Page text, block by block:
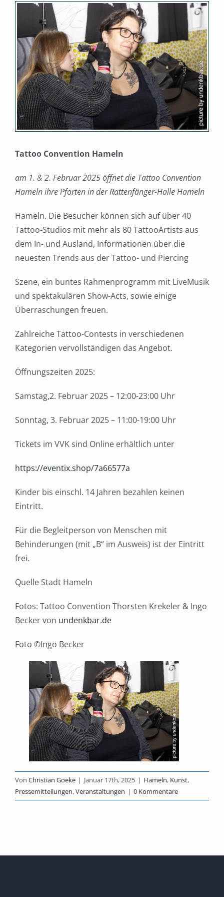
grösseres
Bild
Tattoo Convention Hameln
am 1. & 2. Februar 2025 öffnet die Tattoo Convention
Hameln ihre Pforten in der Rattenfänger-Halle Hameln
Hameln. Die Besucher können sich auf über 40
Tattoo-Studios mit mehr als 80 TattooArtists aus
dem In- und Ausland, Informationen über die
neuesten Trends aus der Tattoo- und Piercing
Szene, ein buntes Rahmenprogramm mit LiveMusik
und spektakulären Show-Acts, sowie einige
Überraschungen freuen.
Zahlreiche Tattoo-Contests in verschiedenen
Kategorien vervollständigen das Angebot.
Öffnungszeiten 2025:
Samstag,2. Februar 2025 – 12:00-23:00 Uhr
Sonntag, 3. Februar 2025 – 11:00-19:00 Uhr
Tickets im VVK sind Online erhältlich unter
https://eventix.shop/7a66577a
Kinder bis einschl. 14 Jahren bezahlen keinen
Eintritt.
Für die Begleitperson von Menschen mit
Behinderungen (mit „B“ im Ausweis) ist der Eintritt
frei.
Quelle Stadt Hameln
Fotos: Tattoo Convention Thorsten Krekeler & Ingo
Becker von undenkbar.de
Foto ©Ingo Becker
Von Christian Goeke | Januar 17th, 2025 | Hameln, Kunst,
Pressemitteilungen,Veranstaltungen | 0 Kommentare